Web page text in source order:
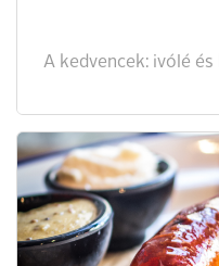
A kedvencek: ivólé és